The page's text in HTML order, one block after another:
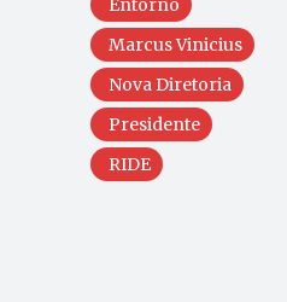
Entorno
Marcus Vinicius
Nova Diretoria
Presidente
RIDE